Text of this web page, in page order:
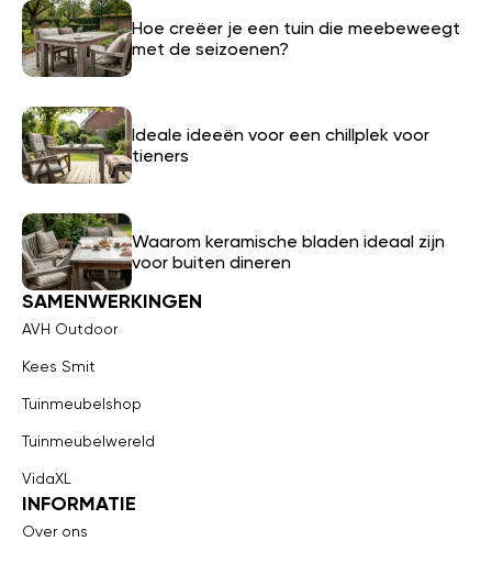
Hoe creëer je een tuin die meebeweegt
met de seizoenen?
Ideale ideeën voor een chillplek voor
tieners
Waarom keramische bladen ideaal zijn
voor buiten dineren
SAMENWERKINGEN
AVH Outdoor
Kees Smit
Tuinmeubelshop
Tuinmeubelwereld
VidaXL
INFORMATIE
Over ons